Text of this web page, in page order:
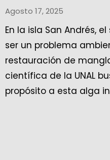
Agosto 17, 2025
En la isla San Andrés,
ser un problema
restauración de
científica de la UNAL
propósito a esta alga